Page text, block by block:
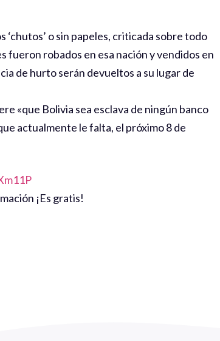
o sin papeles, criticada sobre todo
fueron robados en esa nación y vendidos en
de hurto serán devueltos a su lugar de
«que Bolivia sea esclava de ningún banco
actualmente le falta, el próximo 8 de
¡Es gratis!